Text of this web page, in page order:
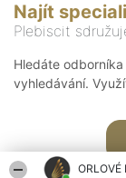
ORLOVÉ
Najít
Plebiscit
Hledáte
vyhledávání.